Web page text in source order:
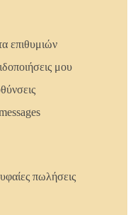
επιθυμιών
μου
πωλήσεις